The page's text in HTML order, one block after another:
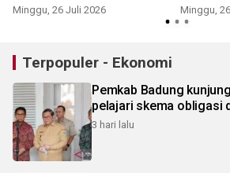
Minggu, 26 Juli 2026 Minggu,
Terpopuler - Ekonomi
Pemkab Badung
pelajari skema obligasi
3 hari lalu